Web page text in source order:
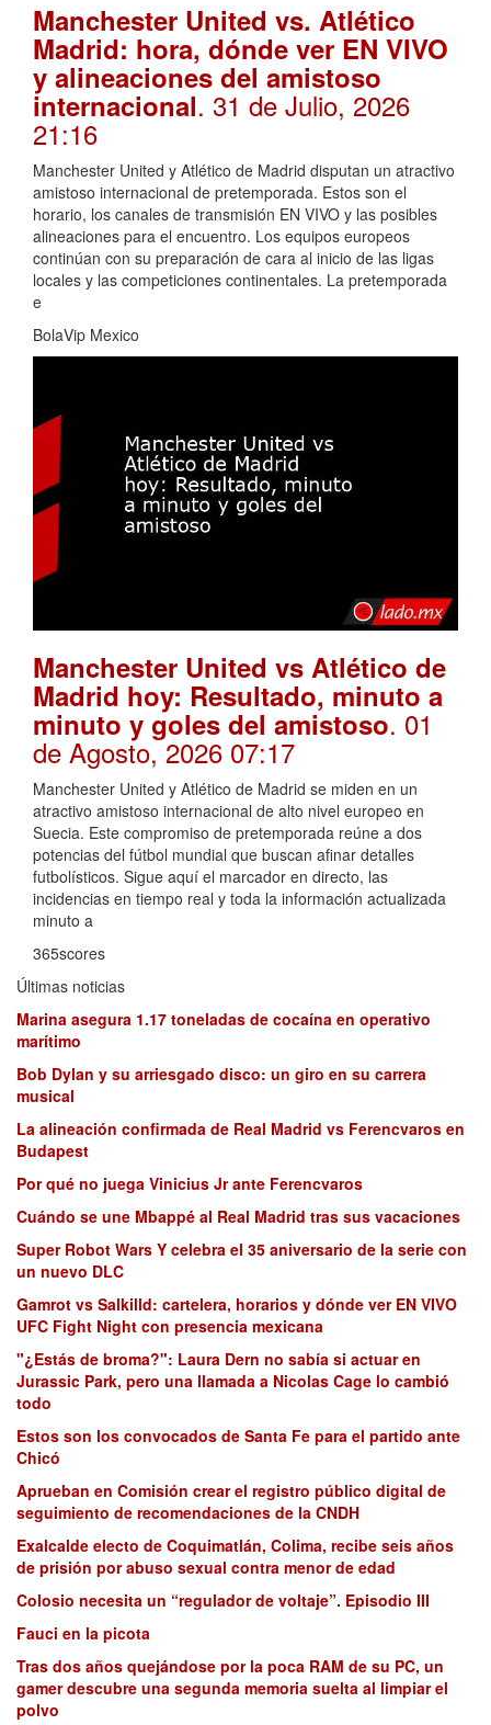
Manchester United vs. Atlético
Madrid: hora, dónde ver EN VIVO
y alineaciones del amistoso
internacional. 31 de Julio, 2026
21:16
Manchester United y Atlético de Madrid disputan un atractivo
amistoso internacional de pretemporada. Estos son el
horario, los canales de transmisión EN VIVO y las posibles
alineaciones para el encuentro. Los equipos europeos
continúan con su preparación de cara al inicio de las ligas
locales y las competiciones continentales. La pretemporada
e
BolaVip Mexico
Manchester United vs Atlético de
Madrid hoy: Resultado, minuto a
minuto y goles del amistoso. 01
de Agosto, 2026 07:17
Manchester United y Atlético de Madrid se miden en un
atractivo amistoso internacional de alto nivel europeo en
Suecia. Este compromiso de pretemporada reúne a dos
potencias del fútbol mundial que buscan afinar detalles
futbolísticos. Sigue aquí el marcador en directo, las
incidencias en tiempo real y toda la información actualizada
minuto a
365scores
Últimas noticias
Marina asegura 1.17 toneladas de cocaína en operativo
marítimo
Bob Dylan y su arriesgado disco: un giro en su carrera
musical
La alineación confirmada de Real Madrid vs Ferencvaros en
Budapest
Por qué no juega Vinicius Jr ante Ferencvaros
Cuándo se une Mbappé al Real Madrid tras sus vacaciones
Super Robot Wars Y celebra el 35 aniversario de la serie con
un nuevo DLC
Gamrot vs Salkilld: cartelera, horarios y dónde ver EN VIVO
UFC Fight Night con presencia mexicana
"¿Estás de broma?": Laura Dern no sabía si actuar en
Jurassic Park, pero una llamada a Nicolas Cage lo cambió
todo
Estos son los convocados de Santa Fe para el partido ante
Chicó
Aprueban en Comisión crear el registro público digital de
seguimiento de recomendaciones de la CNDH
Exalcalde electo de Coquimatlán, Colima, recibe seis años
de prisión por abuso sexual contra menor de edad
Colosio necesita un “regulador de voltaje”. Episodio III
Fauci en la picota
Tras dos años quejándose por la poca RAM de su PC, un
gamer descubre una segunda memoria suelta al limpiar el
polvo